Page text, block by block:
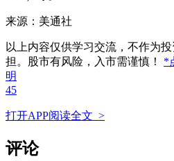
来源：美通社
以上内容仅供学习交流，不作为
担。股市有风险，入市需谨慎！ *
明
45
打开APP阅读全文 >
评论